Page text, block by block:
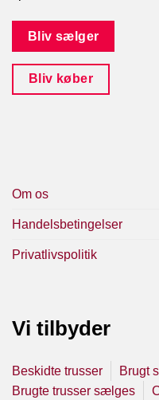
Bliv sælger
Bliv køber
Om os
Handelsbetingelser
Privatlivspolitik
Vi tilbyder
Beskidte trusser Brugt
Brugte trusser sælges